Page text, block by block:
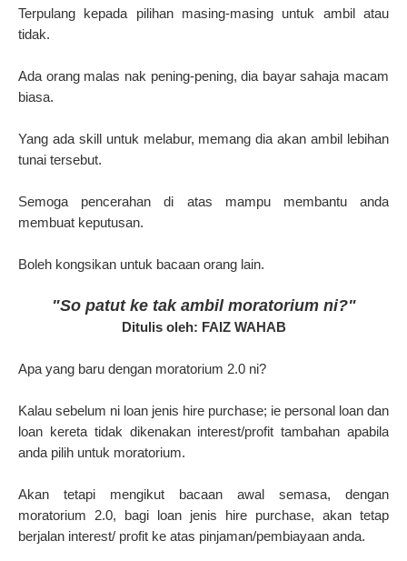
Terpulang kepada pilihan masing-masing untuk ambil atau
tidak.
Ada orang malas nak pening-pening, dia bayar sahaja macam
biasa.
Yang ada skill untuk melabur, memang dia akan ambil lebihan
tunai tersebut.
Semoga pencerahan di atas mampu membantu anda
membuat keputusan.
Boleh kongsikan untuk bacaan orang lain.
"So patut ke tak ambil moratorium ni?"
Ditulis oleh: FAIZ WAHAB
Apa yang baru dengan moratorium 2.0 ni?
Kalau sebelum ni loan jenis hire purchase; ie personal loan dan
loan kereta tidak dikenakan interest/profit tambahan apabila
anda pilih untuk moratorium.
Akan tetapi mengikut bacaan awal semasa, dengan
moratorium 2.0, bagi loan jenis hire purchase, akan tetap
berjalan interest/ profit ke atas pinjaman/pembiayaan anda.